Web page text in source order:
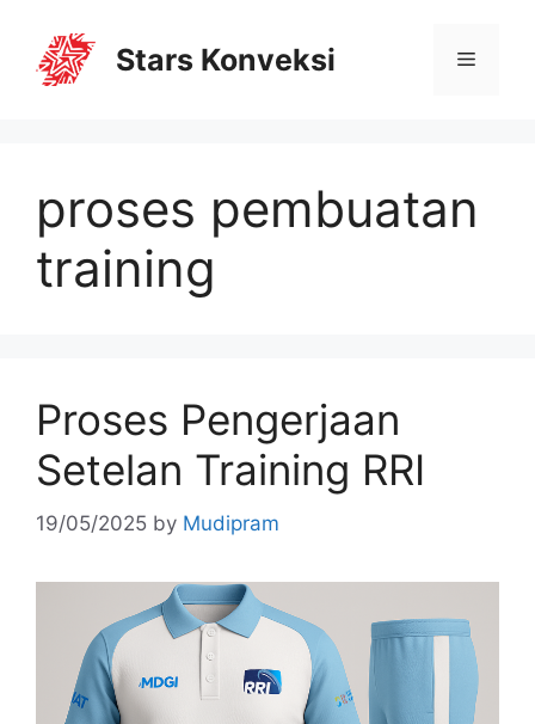
Stars Konveksi
proses pembuatan
training
Proses Pengerjaan
Setelan Training RRI
19/05/2025 by Mudipram